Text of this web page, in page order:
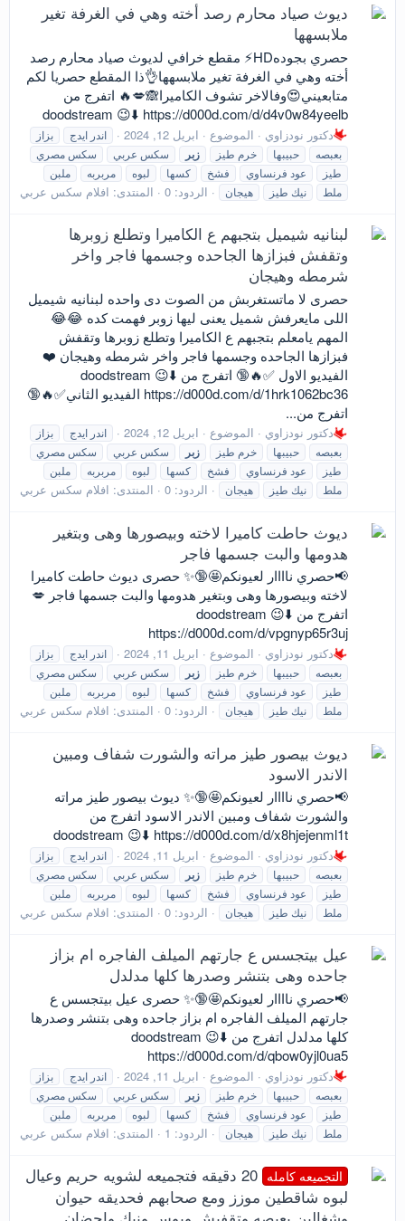
ديوث صياد محارم رصد أخته وهي في الغرفة تغير
ملابسهها
حصري بجودهHD⚡️ مقطع خرافي لديوث صياد محارم رصد
أخته وهي في الغرفة تغير ملابسهها👌ذا المقطع حصريا لكم
متابعيني😍وفالاخر تشوف الكاميرا🙈💋🔥 اتفرج من
doodstream 😉⬇️ https://d000d.com/d/d4v0w84yeelb
دكتور نودزاوي الموضوع ابريل 12, 2024 اندر ايدج
بزاز
بعبصه
حبيبها خرم طيز زبر سكس عربي
سكس مصري
طيز
عود فرنساوي فشخ كسها لبوه مربربه
ملبن
ملط
نيك طيز هيجان الردود: 0 المنتدى: افلام سكس عربي
لبنانيه شيميل بتجبهم ع الكاميرا وتطلع زوبرها
وتقفش فبزازها الجاحده وجسمها فاجر واخر
شرمطه وهيجان
حصرى لا ماتستغربش من الصوت دى واحده لبنانيه شيميل
اللى مايعرفش شميل يعنى ليها زوبر فهمت كده 😂😂
المهم يامعلم بتجبهم ع الكاميرا وتطلع زوبرها وتقفش
فبزازها الجاحده وجسمها فاجر واخر شرمطه وهيجان ❤️
الفيديو الاول ✅🔥🔞 اتفرج من doodstream 😉⬇️
https://d000d.com/d/1hrk1062bc36 الفيديو الثاني✅🔥🔞
اتفرج من...
دكتور نودزاوي الموضوع ابريل 12, 2024 اندر ايدج
بزاز
بعبصه
حبيبها خرم طيز زبر سكس عربي
سكس مصري
طيز
عود فرنساوي فشخ كسها لبوه مربربه
ملبن
ملط
نيك طيز هيجان الردود: 0 المنتدى: افلام سكس عربي
ديوث حاطت كاميرا لاخته وبيصورها وهى وبتغير
هدومها والبت جسمها فاجر
📢حصري ناااار لعيونكم🤩🔞✨ حصرى ديوث حاطت كاميرا
لاخته وبيصورها وهى وبتغير هدومها والبت جسمها فاجر 💋
اتفرج من doodstream 😉⬇️
https://d000d.com/d/vpgnyp65r3uj
دكتور نودزاوي الموضوع ابريل 11, 2024 اندر ايدج
بزاز
بعبصه
حبيبها خرم طيز زبر سكس عربي
سكس مصري
طيز
عود فرنساوي فشخ كسها لبوه مربربه
ملبن
ملط
نيك طيز هيجان الردود: 0 المنتدى: افلام سكس عربي
ديوث بيصور طيز مراته والشورت شفاف ومبين
الاندر الاسود
📢حصري ناااار لعيونكم🤩🔞✨ ديوث بيصور طيز مراته
والشورت شفاف ومبين الاندر الاسود اتفرج من
doodstream 😉⬇️ https://d000d.com/d/x8hjejenml1t
دكتور نودزاوي الموضوع ابريل 11, 2024 اندر ايدج
بزاز
بعبصه
حبيبها خرم طيز زبر سكس عربي
سكس مصري
طيز
عود فرنساوي فشخ كسها لبوه مربربه
ملبن
ملط
نيك طيز هيجان الردود: 0 المنتدى: افلام سكس عربي
عيل بيتجسس ع جارتهم الميلف الفاجره ام بزاز
جاحده وهى بتنشر وصدرها كلها مدلدل
📢حصري ناااار لعيونكم🤩🔞✨ حصرى عيل بيتجسس ع
جارتهم الميلف الفاجره ام بزاز جاحده وهى بتنشر وصدرها
كلها مدلدل اتفرج من doodstream 😉⬇️
https://d000d.com/d/qbow0yjl0ua5
دكتور نودزاوي الموضوع ابريل 11, 2024 اندر ايدج
بزاز
بعبصه
حبيبها خرم طيز زبر سكس عربي
سكس مصري
طيز
عود فرنساوي فشخ كسها لبوه مربربه
ملبن
ملط
نيك طيز هيجان الردود: 1 المنتدى: افلام سكس عربي
التجميعه كامله
20 دقيقه فتجميعه لشويه حريم وعيال
لبوه شاقطين موزز ومع صحابهم فحديقه حيوان